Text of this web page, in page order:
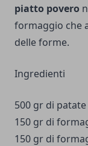
piatto povero
formaggio che
delle forme.
Ingredienti
500 gr di
150 gr di
150 gr di